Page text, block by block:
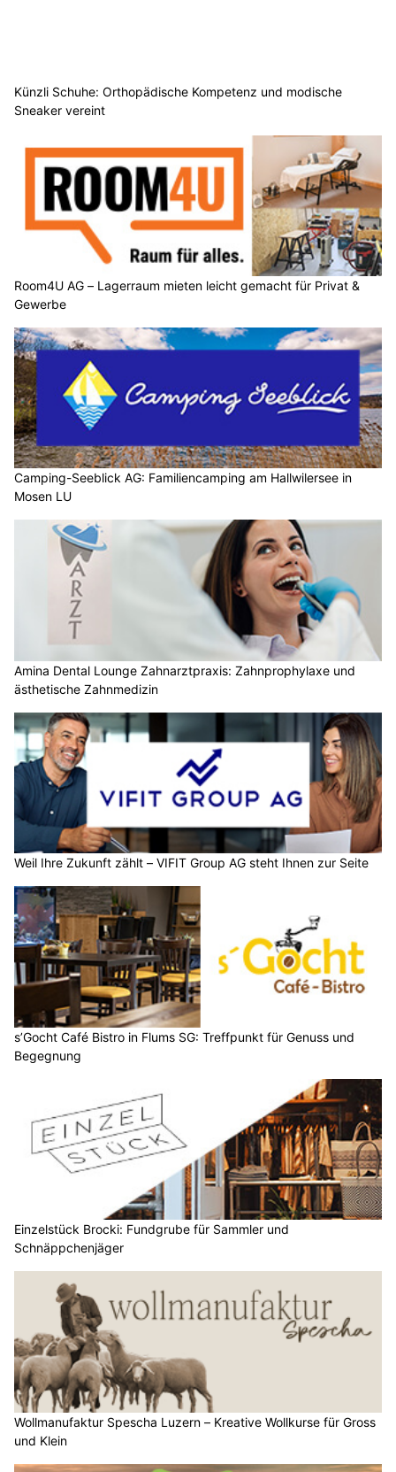
Künzli Schuhe: Orthopädische Kompetenz und modische
Sneaker vereint
Room4U AG – Lagerraum mieten leicht gemacht für Privat &
Gewerbe
Camping-Seeblick AG: Familiencamping am Hallwilersee in
Mosen LU
Amina Dental Lounge Zahnarztpraxis: Zahnprophylaxe und
ästhetische Zahnmedizin
Weil Ihre Zukunft zählt – VIFIT Group AG steht Ihnen zur Seite
s’Gocht Café Bistro in Flums SG: Treffpunkt für Genuss und
Begegnung
Einzelstück Brocki: Fundgrube für Sammler und
Schnäppchenjäger
Wollmanufaktur Spescha Luzern – Kreative Wollkurse für Gross
und Klein